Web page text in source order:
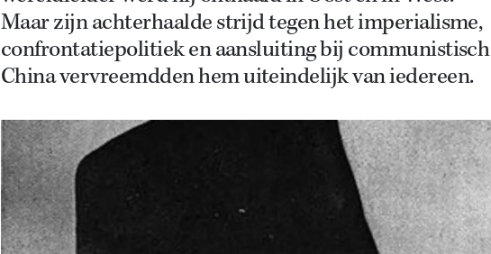
Maar zijn achterhaalde strijd tegen het imperialisme,
confrontatiepolitiek en aansluiting bij communistisch
China vervreemdden hem uiteindelijk van iedereen.